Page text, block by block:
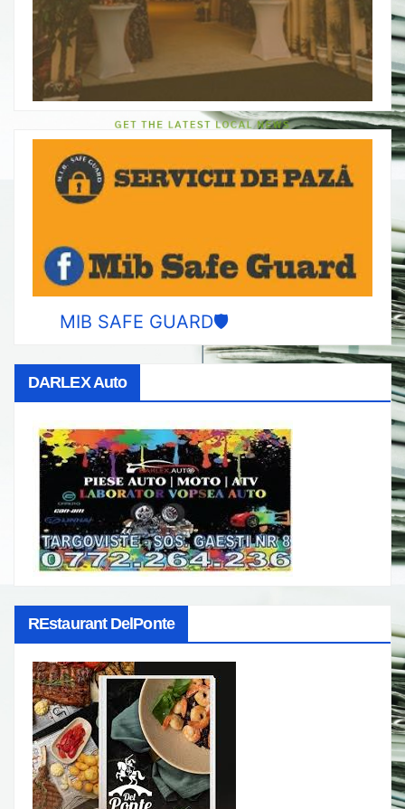
MIB SAFE GUARD🛡️
DARLEX Auto
REstaurant DelPonte